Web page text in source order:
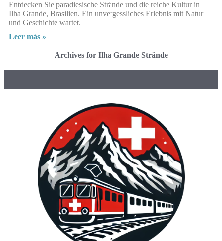
Entdecken Sie paradiesische Strände und die reiche Kultur in
Ilha Grande, Brasilien. Ein unvergessliches Erlebnis mit Natur
und Geschichte wartet.
Leer más »
Archives for Ilha Grande Strände